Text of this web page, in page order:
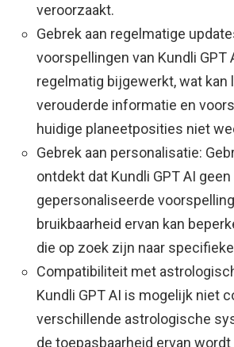
veroorzaakt.
Gebrek aan regelmatige
voorspellingen van Kundli GPT
regelmatig bijgewerkt, wat kan
verouderde informatie en
huidige planeetposities niet
Gebrek aan personalisatie:
ontdekt dat Kundli GPT AI geen
gepersonaliseerde
bruikbaarheid ervan kan
die op zoek zijn naar
Compatibiliteit met
Kundli GPT AI is mogelijk niet
verschillende astrologische
de toepasbaarheid ervan